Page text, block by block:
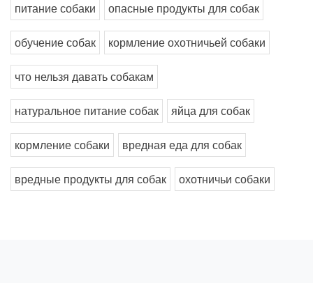
питание собаки опасные продукты для собак
обучение собак кормление охотничьей собаки
что нельзя давать собакам
натуральное питание собак яйца для собак
кормление собаки вредная еда для собак
вредные продукты для собак охотничьи собаки